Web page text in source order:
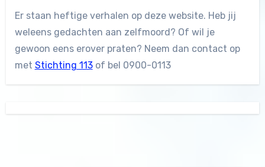
Er staan heftige verhalen op deze website. Heb jij
weleens gedachten aan zelfmoord? Of wil je
gewoon eens erover praten? Neem dan contact op
met Stichting 113of bel 0900-0113